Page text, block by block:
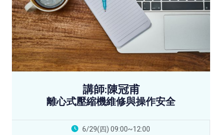
講師:陳冠甫
離心式壓縮機維修與操作安全
6/29(四) 09:00~12:00